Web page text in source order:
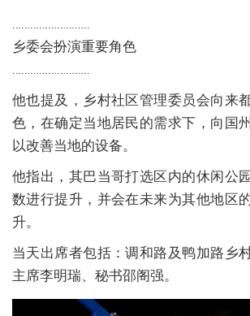
……………………..
乡委会扮演重要角色
……………………..
他也提及，乡村社区管理委员会向来
色，在确定当地居民的需求下，向国
以改善当地的设备。
他指出，其巴当哥打选区内的休闲公
数进行提升，并会在未来为其他地区
升。
当天出席者包括：调和路及鸭加路乡
主席李明瑞、秘书邵阁强。